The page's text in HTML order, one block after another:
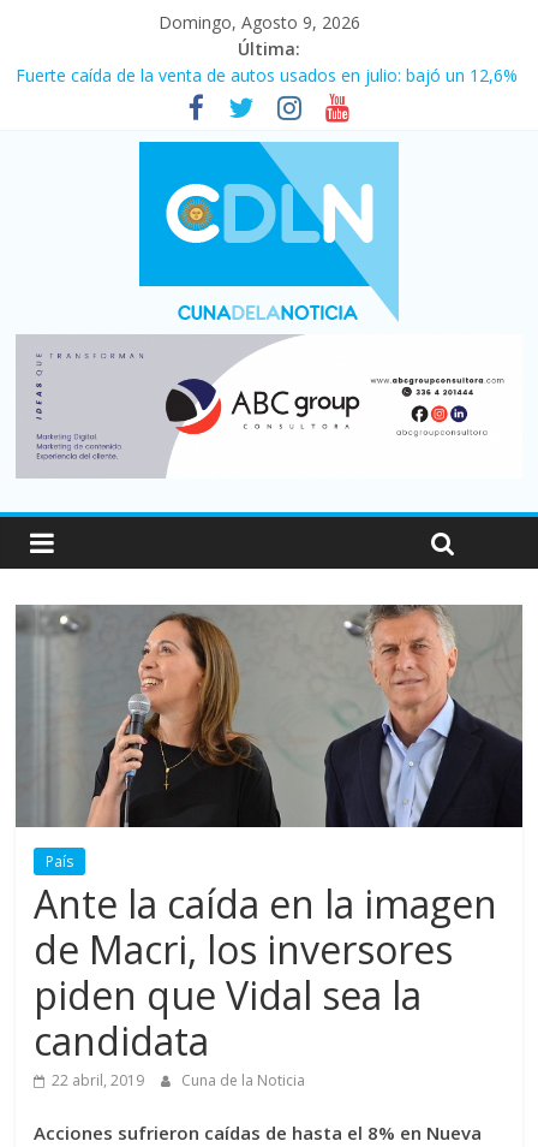
Domingo, Agosto 9, 2026
Última:
Fuerte caída de la venta de autos usados en julio: bajó un 12,6%
Central venció 1 a 0 al River de Coudet en el Monumental
La morosidad alcanzó su nivel más alto en dos décadas y ya
afecta a 400 mil deudores en Santa Fe
Desde que asumió Milei cerraron 41.000 kioscos: el sector
denuncia crisis como en 2001
Vacaciones de invierno con más movimiento y consumo
turístico: 4,6 millones de personas viajaron por el país, un 5,9%
País
Ante la caída en la imagen
de Macri, los inversores
piden que Vidal sea la
candidata
22 abril, 2019 Cuna de la Noticia
Acciones sufrieron caídas de hasta el 8% en Nueva